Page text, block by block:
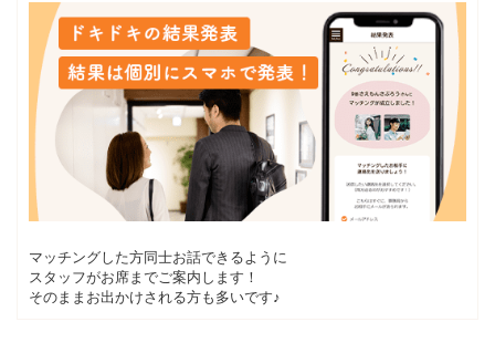
マッチングした方同士お話できるように
スタッフがお席までご案内します！
そのままお出かけされる方も多いです♪